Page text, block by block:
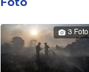
3 Foto